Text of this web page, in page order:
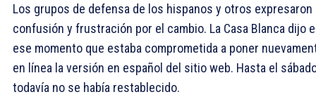
Los grupos de defensa de los hispanos y otros expresaron
confusión y frustración por el cambio. La Casa Blanca dijo
ese momento que estaba comprometida a poner
en línea la versión en español del sitio web. Hasta el
todavía no se había restablecido.